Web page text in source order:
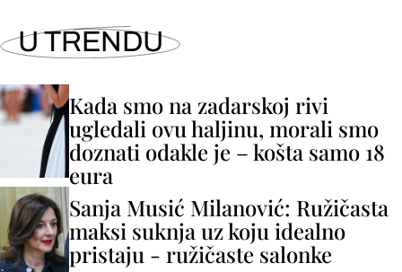
U TRENDU
Kada smo na zadarskoj rivi
ugledali ovu haljinu, morali smo
doznati odakle je – košta samo 18
eura
Sanja Musić Milanović: Ružičasta
maksi suknja uz koju idealno
pristaju - ružičaste salonke